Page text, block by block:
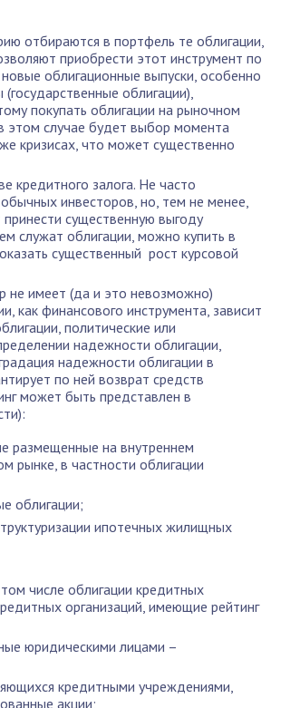
отбираются в портфель те облигации,
приобрести этот инструмент по
облигационные выпуски, особенно
облигации),
покупать облигации на рыночном
этом случае будет выбор момента
кризисах, что может существенно
кредитного залога. Не часто
инвесторов, но, тем не менее,
существенную выгоду
служат облигации, можно купить в
существенный рост курсовой
не имеет (да и это невозможно)
как финансового инструмента, зависит
политические или
надежности облигации,
надежности облигации в
по ней возврат средств
может быть представлен в
размещенные на внутреннем
в частности облигации
облигации;
ипотечных жилищных
числе облигации кредитных
организаций, имеющие рейтинг
юридическими лицами –
кредитными учреждениями,
акции;